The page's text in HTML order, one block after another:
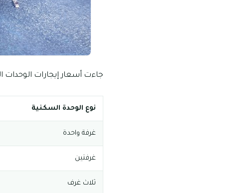
جاءت أسعار إيجارات الوحدات
نوع الوحدة السكنية
غرفة واحدة
غرفتين
ثلاث غرف